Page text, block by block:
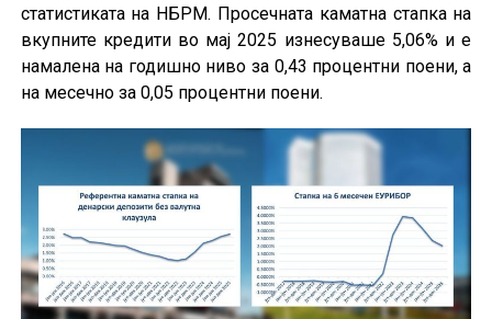
статистиката на НБРМ. Просечната каматна стапка на
вкупните кредити во мај 2025 изнесуваше 5,06% и е
намалена на годишно ниво за 0,43 процентни поени, а
на месечно за 0,05 процентни поени.